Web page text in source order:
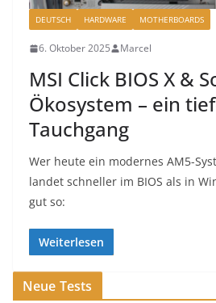
DEUTSCH HARDWARE MOTHERBOARDS
6. Oktober 2025 Marcel
MSI Click BIOS X &
Ökosystem – ein
Tauchgang
Wer heute ein modernes AM5-
landet schneller im BIOS als in
gut so:
Weiterlesen
Neue Tests